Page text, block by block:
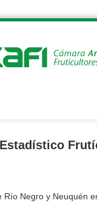
Río Negro y Neuquén